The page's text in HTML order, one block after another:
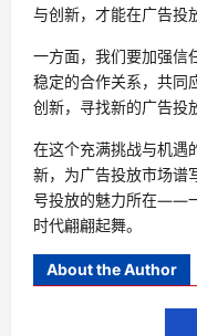
与创新，才能在广告投
一方面，我们要加强信
稳定的合作关系，共同
创新，寻找新的广告投
在这个充满挑战与机遇
新，为广告投放市场谱
号投放的魅力所在——
时代翩翩起舞。
About the Author